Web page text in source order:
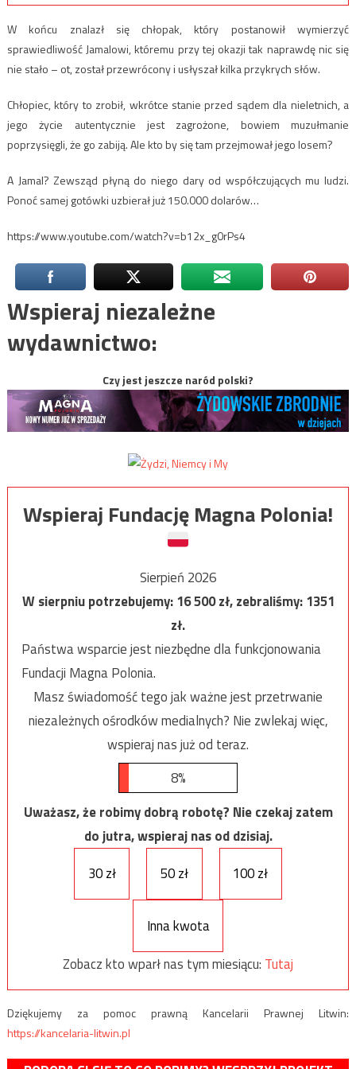
W końcu znalazł się chłopak, który postanowił wymierzyć
sprawiedliwość Jamalowi, któremu przy tej okazji tak naprawdę nic się
nie stało – ot, został przewrócony i usłyszał kilka przykrych słów.
Chłopiec, który to zrobił, wkrótce stanie przed sądem dla nieletnich, a
jego życie autentycznie jest zagrożone, bowiem muzułmanie
poprzysięgli, że go zabiją. Ale kto by się tam przejmował jego losem?
A Jamal? Zewsząd płyną do niego dary od współczujących mu ludzi.
Ponoć samej gotówki uzbierał już 150.000 dolarów…
https://www.youtube.com/watch?v=b12x_g0rPs4
Wspieraj niezależne
wydawnictwo:
Czy jest jeszcze naród polski?
Wspieraj Fundację Magna Polonia!
Sierpień 2026
W sierpniu potrzebujemy:16 500zł, zebraliśmy:1351
zł.
Państwa wsparcie jest niezbędne dla funkcjonowania
Fundacji Magna Polonia.
Masz świadomość tego jak ważne jest przetrwanie
niezależnych ośrodków medialnych? Nie zwlekaj więc,
wspieraj nas już od teraz.
8%
Uważasz, że robimy dobrą robotę? Nie czekaj zatem
do jutra, wspieraj nas od dzisiaj.
30 zł
50 zł 100 zł
Inna kwota
Zobacz kto wparł nas tym miesiącu: Tutaj
Dziękujemy za pomoc prawną Kancelarii Prawnej Litwin:
https://kancelaria-litwin.pl